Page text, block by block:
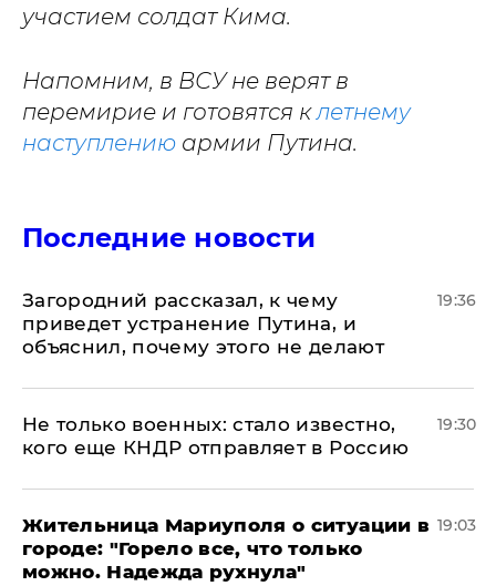
участием солдат Кима.
Напомним, в ВСУ не верят в
перемирие и готовятся клетнему
наступлению армии Путина.
Последние новости
Загородний рассказал, к чему
приведет устранение Путина, и
объяснил, почему этого не делают
19:36
Не только военных: стало известно,
кого еще КНДР отправляет в Россию
19:30
Жительница Мариуполя о ситуации в
городе: "Горело все, что только
можно. Надежда рухнула"
19:03